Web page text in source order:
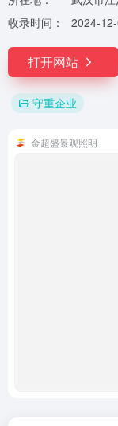
收录时间：
2024-
打开网站
守重企业
金超盛景观照明